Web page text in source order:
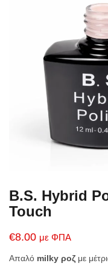
B.S. Hybrid
Touch
€8.00 με ΦΠΑ
Απαλό milky ροζ με